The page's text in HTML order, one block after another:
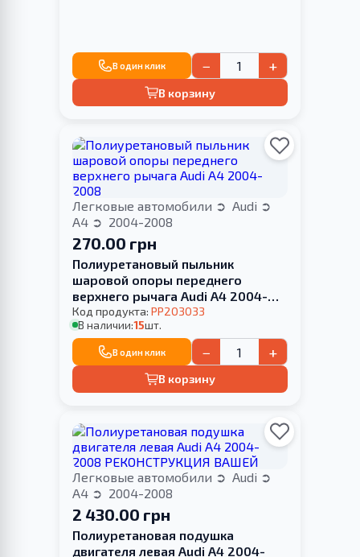
В один клик − +
В корзину
Легковые автомобили
Audi
A4
2004-2008
270.00 грн
Полиуретановый пыльник
шаровой опоры переднего
верхнего рычага Audi A4 2004-
2008
Код продукта: PP203033
В наличии:15шт.
В один клик − +
В корзину
Легковые автомобили
Audi
A4
2004-2008
2 430.00 грн
Полиуретановая подушка
двигателя левая Audi A4 2004-